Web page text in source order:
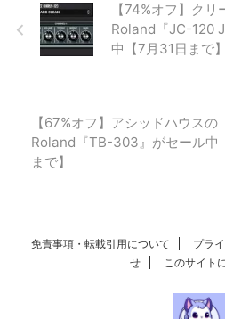
【74%オフ】ク
Roland『JC-120
中【7月31日まで】
【67%オフ】アシッドハウスの
Roland『TB-303』がセール中
まで】
免責事項・転載引用について プラ
せ
このサイト